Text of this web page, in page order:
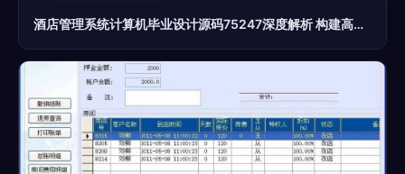
酒店管理系统计算机毕业设计源码75247深度解析 构建高效智慧酒店管理方案